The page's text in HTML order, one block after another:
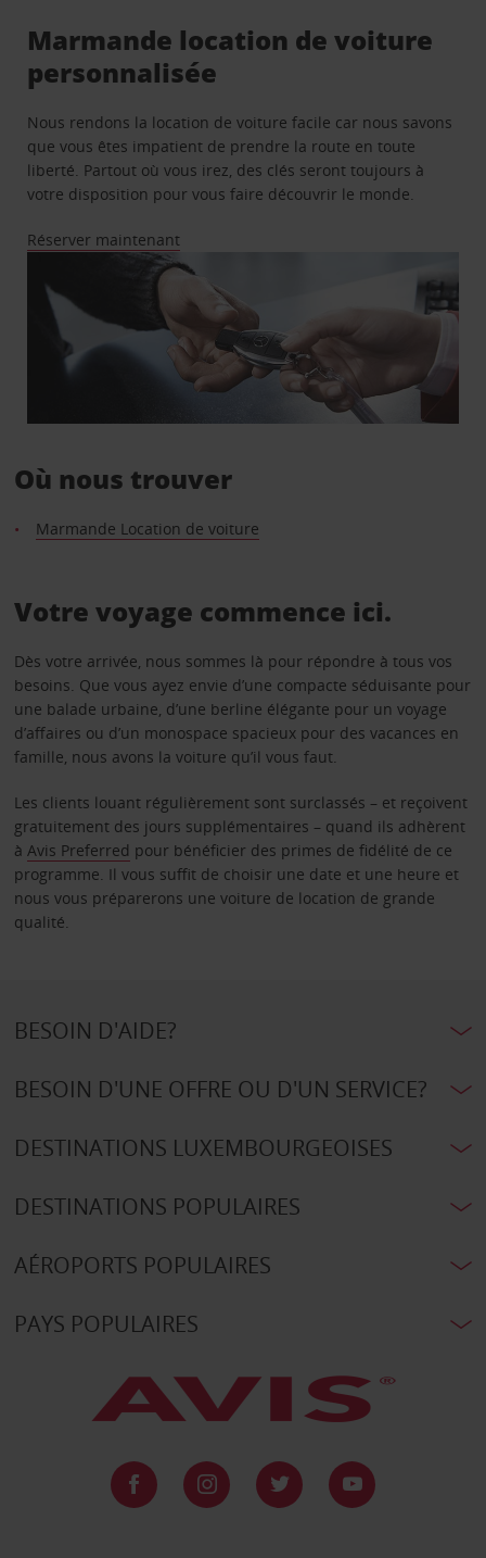
Marmande location de voiture
personnalisée
Nous rendons la location de voiture facile car nous savons
que vous êtes impatient de prendre la route en toute
liberté. Partout où vous irez, des clés seront toujours à
votre disposition pour vous faire découvrir le monde.
Réserver maintenant
Où nous trouver
Marmande Location de voiture
Votre voyage commence ici.
Dès votre arrivée, nous sommes là pour répondre à tous vos
besoins. Que vous ayez envie d’une compacte séduisante pour
une balade urbaine, d’une berline élégante pour un voyage
d’affaires ou d’un monospace spacieux pour des vacances en
famille, nous avons la voiture qu’il vous faut.
Les clients louant régulièrement sont surclassés – et reçoivent
gratuitement des jours supplémentaires – quand ils adhèrent
à Avis Preferred pour bénéficier des primes de fidélité de ce
programme. Il vous suffit de choisir une date et une heure et
nous vous préparerons une voiture de location de grande
qualité.
BESOIN D'AIDE?
BESOIN D'UNE OFFRE OU D'UN SERVICE?
DESTINATIONS LUXEMBOURGEOISES
DESTINATIONS POPULAIRES
AÉROPORTS POPULAIRES
PAYS POPULAIRES